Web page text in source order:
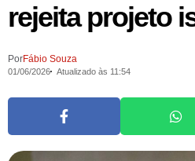
rejeita projeto
PorFábio Souza
01/06/2026 Atualizado às 11:54